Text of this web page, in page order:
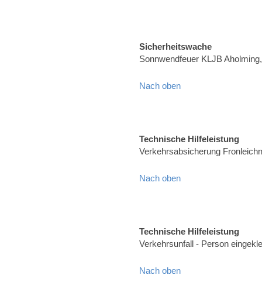
Sicherheitswache
Sonnwendfeuer KLJB
Nach oben
Technische Hilfeleistung
Verkehrsabsicherung
Nach oben
Technische Hilfeleistung
Verkehrsunfall - Person
Nach oben